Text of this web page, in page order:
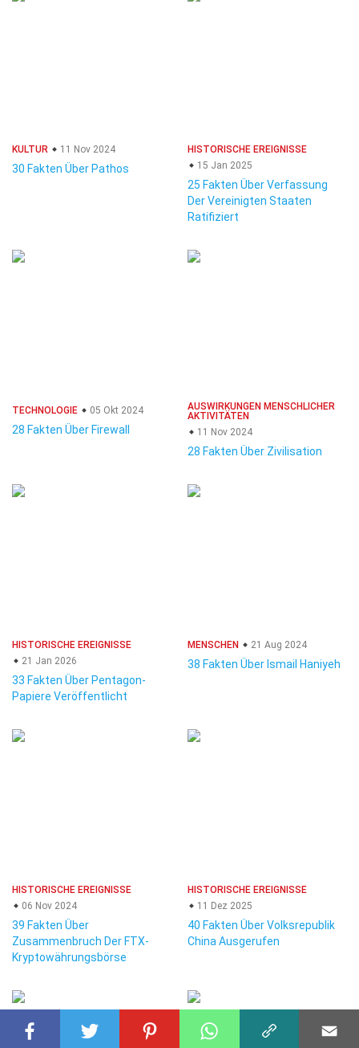
KULTUR 11 Nov 2024
30 Fakten Über Pathos
HISTORISCHE EREIGNISSE
15 Jan 2025
25 Fakten Über Verfassung
Der Vereinigten Staaten
Ratifiziert
TECHNOLOGIE 05 Okt 2024
28 Fakten Über Firewall
AUSWIRKUNGEN MENSCHLICHER
AKTIVITÄTEN
11 Nov 2024
28 Fakten Über Zivilisation
HISTORISCHE EREIGNISSE
21 Jan 2026
33 Fakten Über Pentagon-
Papiere Veröffentlicht
MENSCHEN 21 Aug 2024
38 Fakten Über Ismail Haniyeh
HISTORISCHE EREIGNISSE
06 Nov 2024
39 Fakten Über
Zusammenbruch Der FTX-
Kryptowährungsbörse
HISTORISCHE EREIGNISSE
11 Dez 2025
40 Fakten Über Volksrepublik
China Ausgerufen